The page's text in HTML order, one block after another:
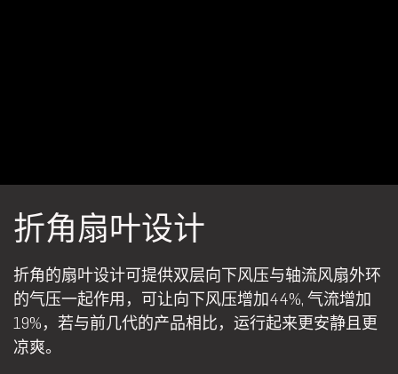
折角扇叶设计
折角的扇叶设计可提供双层向下风压与轴流风扇外环
的气压一起作用，可让向下风压增加44%, 气流增加
19%，若与前几代的产品相比，运行起来更安静且更
凉爽。